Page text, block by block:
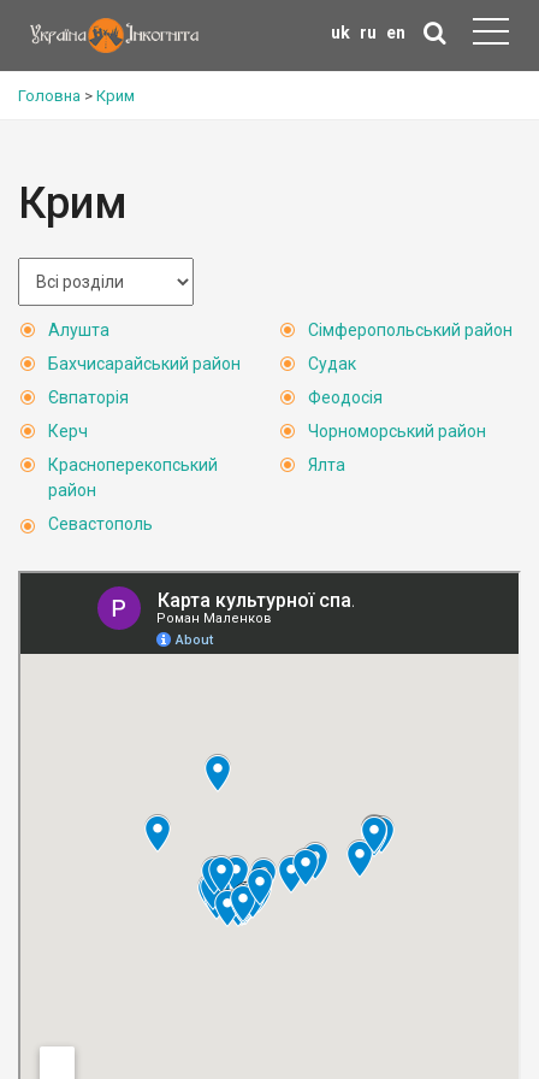
uk ru en
Головна > Крим
Крим
Алушта
Бахчисарайський район
Євпаторія
Керч
Красноперекопський
район
Севастополь
Сімферопольський район
Судак
Феодосія
Чорноморський район
Ялта